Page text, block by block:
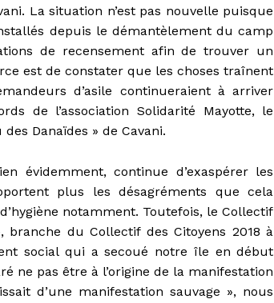
La situation n’est pas nouvelle puisque
depuis le démantèlement du camp
de recensement afin de trouver un
est de constater que les choses traînent
d’asile continueraient à arriver
de l’association Solidarité Mayotte, le
Danaïdes » de Cavani.
évidemment, continue d’exaspérer les
plus les désagréments que cela
notamment. Toutefois, le Collectif
branche du Collectif des Citoyens 2018 à
social qui a secoué notre île en début
ne pas être à l’origine de la manifestation
d’une manifestation sauvage », nous